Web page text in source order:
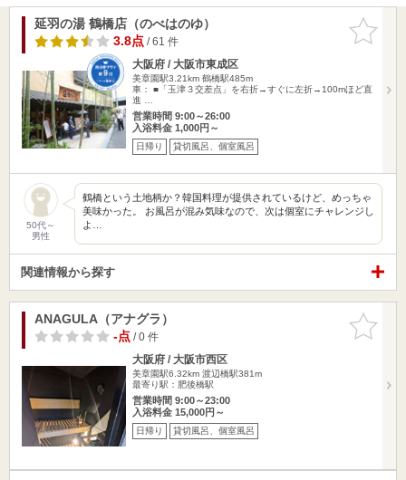
お気に入
りに追加
延羽の湯 鶴橋店（のべはのゆ）
3.8点/ 61 件
大阪府 / 大阪市東成区
美章園駅3.21km 鶴橋駅485m
車： ■「玉津３交差点」を右折→すぐに左折→100mほど直
進 …
営業時間 9:00～26:00
入浴料金 1,000円～
日帰り 貸切風呂、個室風呂
50代～
男性
鶴橋という土地柄か？韓国料理が提供されているけど、めっちゃ
美味かった。 お風呂が混み気味なので、次は個室にチャレンジし
よ…
関連情報から探す
お気に入
りに追加
ANAGULA（アナグラ）
-点/ 0 件
大阪府 / 大阪市西区
美章園駅6.32km 渡辺橋駅381m
最寄り駅：肥後橋駅
営業時間 9:00～23:00
入浴料金 15,000円～
日帰り 貸切風呂、個室風呂